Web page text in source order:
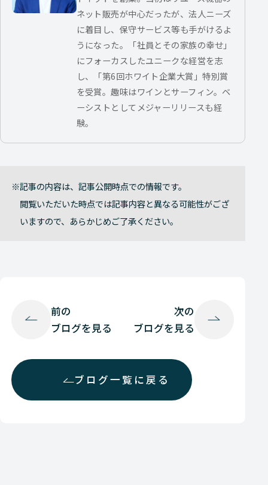
ネット販売が中心だったが、法人ニーズ
に着目し、保守サービス等も手がけるよ
うになった。「社員とその家族の幸せ」
にフォーカスしたユニークな経営を志
し、「第6回ホワイト企業大賞」特別賞
を受賞。趣味はワインとサーフィン。ベ
ーシストとしてメジャーリリースも経
験。
記事の内容は、記事公開時点での情報です。
閲覧いただいた時点では記事内容と異なる可能性がござ
いますので、あらかじめご了承ください。
前の
ブログを見る
ブログ一覧に戻る
次の
ブログを見る